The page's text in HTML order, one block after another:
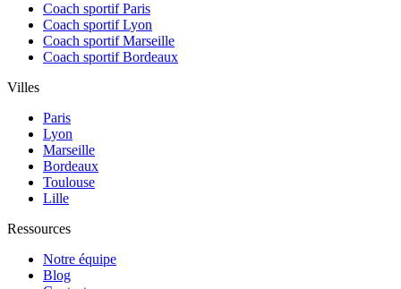
Coach sportif Paris
Coach sportif Lyon
Coach sportif Marseille
Coach sportif Bordeaux
Villes
Paris
Lyon
Marseille
Bordeaux
Toulouse
Lille
Ressources
Notre équipe
Blog